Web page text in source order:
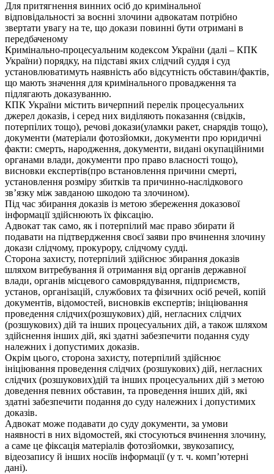
Для притягнення винних осіб до кримінальної
відповідальності за воєнні злочини адвокатам потрібно
звертати увагу на те, що докази повинні бути отримані в
передбаченому
Кримінально-процесуальним кодексом України (далі – КПК
України) порядку, на підставі яких слідчий суддя і суд
установлюватимуть наявність або відсутність обставин/фактів,
що мають значення для кримінального провадження та
підлягають доказуванню.
КПК України містить вичерпний перелік процесуальних
джерел доказів, і серед них виділяють показання (свідків,
потерпілих тощо), речові докази(уламки ракет, снарядів тощо),
документи (матеріали фотозйомки, документи про юридичні
факти: смерть, народження, документи, видані окупаційними
органами влади, документи про право власності тощо),
висновки експертів(про встановлення причини смерті,
установлення розміру збитків та причинно-наслідкового
зв’язку між завданою шкодою та злочином).
Під час збирання доказів із метою збереження доказової
інформації здійснюють їх фіксацію.
Адвокат так само, як і потерпілий має право збирати й
подавати на підтвердження своєї заяви про вчинення злочину
докази слідчому, прокурору, слідчому судді.
Сторона захисту, потерпілий здійснює збирання доказів
шляхом витребування й отримання від органів державної
влади, органів місцевого самоврядування, підприємств,
установ, організацій, службових та фізичних осіб речей, копій
документів, відомостей, висновків експертів; ініціювання
проведення слідчих(розшукових) дій, негласних слідчих
(розшукових) дій та інших процесуальних дій, а також шляхом
здійснення інших дій, які здатні забезпечити подання суду
належних і допустимих доказів.
Окрім цього, сторона захисту, потерпілий здійснює
ініціювання проведення слідчих (розшукових) дій, негласних
слідчих (розшукових)дій та інших процесуальних дій з метою
доведення певних обставин, та проведення інших дій, які
здатні забезпечити подання до суду належних і допустимих
доказів.
Адвокат може подавати до суду документи, за умови
наявності в них відомостей, які стосуються вчинення злочину,
а саме це фіксація матеріалів фотозйомки, звукозапису,
відеозапису й інших носіїв інформації (у т. ч. комп’ютерні
дані).